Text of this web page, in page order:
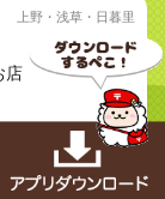
上野・浅草・日暮里
店
上野・浅草・日暮里